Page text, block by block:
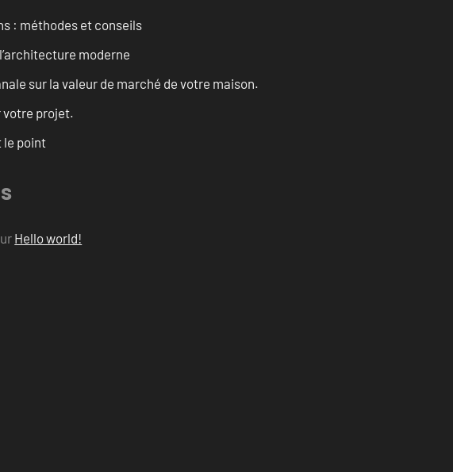
: méthodes et conseils
moderne
sur la valeur de marché de votre maison.
votre projet.
le point
Hello world!